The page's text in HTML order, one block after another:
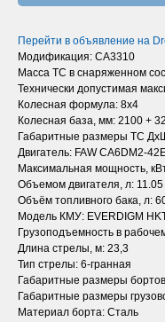
Перейти в объявление на
Модификация: CA3310
Масса ТС в снаряженном
Технически допустимая
Колесная формула: 8х4
Колесная база, мм: 2100 +
Габаритные размеры ТС
Двигатель: FAW CA6DM2-
Максимальная мощность,
Объемом двигателя, л: 11.05
Объём топливного бака, л:
Модель КМУ: EVERDIGM
Грузоподъемность в
Длина стрелы, м: 23,3
Тип стрелы: 6-гранная
Габаритные размеры
Габаритные размеры
Материал борта: Сталь